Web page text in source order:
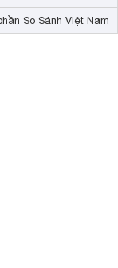
So Sánh Việt Nam